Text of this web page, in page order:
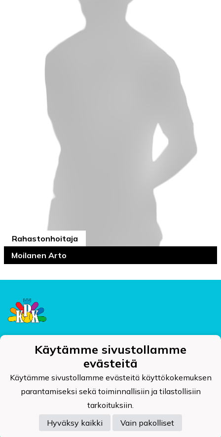
Rahastonhoitaja
Moilanen Arto
Tietosuojaseloste
Kajaanin Pallokerho ry
Kehräämöntie 7, PL 124, 87400 KAJAANI
kpk@kajaaninpallokerho.fi
Käytämme sivustollamme
evästeitä
Käytämme sivustollamme evästeitä käyttökokemuksen
parantamiseksi sekä toiminnallisiin ja tilastollisiin
tarkoituksiin.
Hyväksy kaikki
Vain pakolliset